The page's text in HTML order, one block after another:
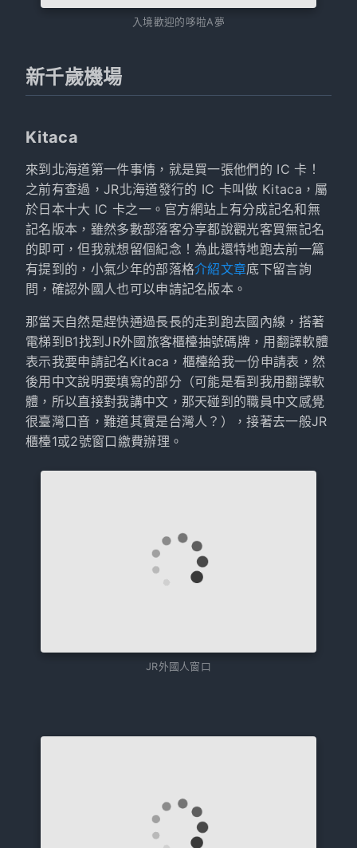
入境歡迎的哆啦A夢
新千歲機場
Kitaca
來到北海道第一件事情，就是買一張他們的 IC 卡！
之前有查過，JR北海道發行的 IC 卡叫做 Kitaca，屬
於日本十大 IC 卡之一。官方網站上有分成記名和無
記名版本，雖然多數部落客分享都說觀光客買無記名
的即可，但我就想留個紀念！為此還特地跑去前一篇
有提到的，小氣少年的部落格介紹文章底下留言詢
問，確認外國人也可以申請記名版本。
那當天自然是趕快通過長長的走到跑去國內線，搭著
電梯到B1找到JR外國旅客櫃檯抽號碼牌，用翻譯軟體
表示我要申請記名Kitaca，櫃檯給我一份申請表，然
後用中文說明要填寫的部分（可能是看到我用翻譯軟
體，所以直接對我講中文，那天碰到的職員中文感覺
很臺灣口音，難道其實是台灣人？），接著去一般JR
櫃檯1或2號窗口繳費辦理。
JR外國人窗口